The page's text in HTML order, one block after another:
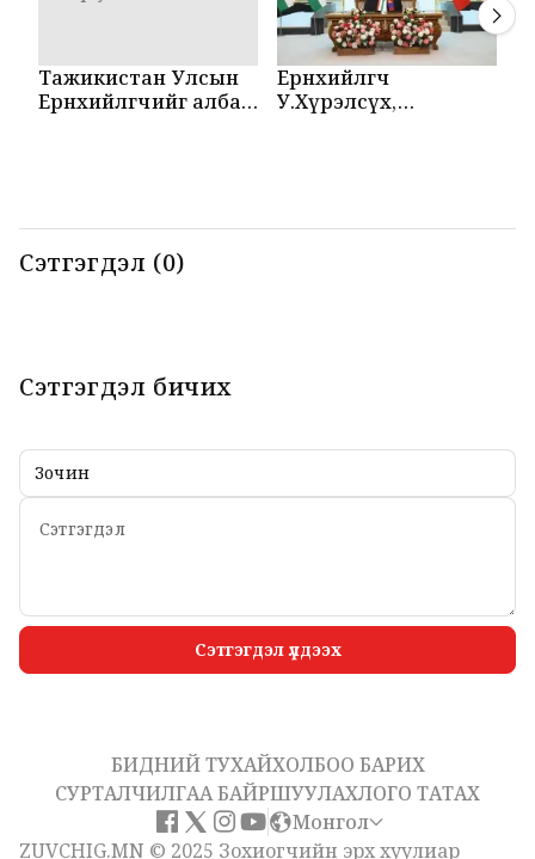
Тажикистан Улсын
Ерөнхийлөгчийг албан
Ерөнхийлөгч
У.Хүрэлсүх,
Сэтгэгдэл (0)
Сэтгэгдэл бичих
Сэтгэгдэл үлдээх
БИДНИЙ ТУХАЙХОЛБОО БАРИХ
СУРТАЛЧИЛГАА БАЙРШУУЛАХЛОГО ТАТАХ
Монгол
ZUVCHIG.MN © 2025 Зохиогчийн эрх хуулиар